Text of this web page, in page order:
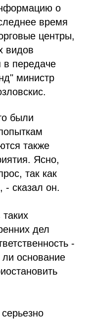
о
время
центры,
видов
в передаче
министр
были
также
Ясно,
так как
- сказал он.
дел
-
основание